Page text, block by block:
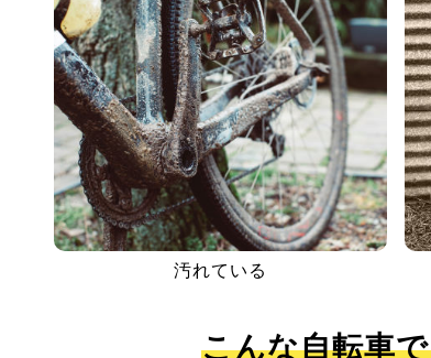
汚れている
こんな自転車